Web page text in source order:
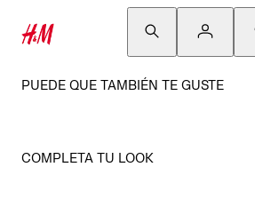
PUEDE QUE TAMBIÉN TE GUSTE
COMPLETA TU LOOK